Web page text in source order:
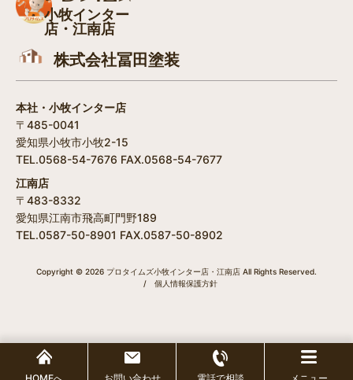
小牧インター
店・江南店
株式会社冨田塗装
本社・小牧インター店
〒485-0041
愛知県小牧市小牧2-15
TEL.0568-54-7676 FAX.0568-54-7677
江南店
〒483-8332
愛知県江南市飛高町門野189
TEL.0587-50-8901 FAX.0587-50-8902
Copyright © 2026 プロタイムズ小牧インター店・江南店 All Rights Reserved.
/
個人情報保護方針
HOMEへ お問い合わせ 電話で相談 メニュー